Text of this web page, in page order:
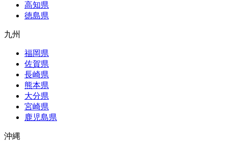
高知県
徳島県
九州
福岡県
佐賀県
長崎県
熊本県
大分県
宮崎県
鹿児島県
沖縄